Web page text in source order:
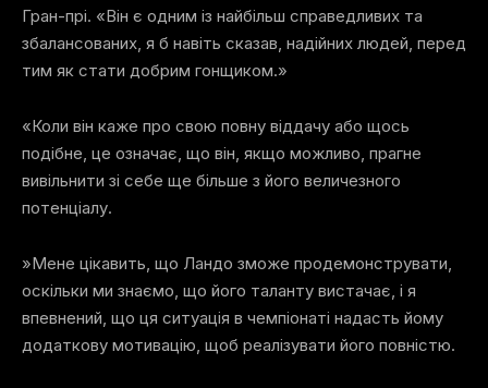
Гран-прі. «Він є одним із найбільш справедливих та
збалансованих, я б навіть сказав, надійних людей, перед
тим як стати добрим гонщиком.»
«Коли він каже про свою повну віддачу або щось
подібне, це означає, що він, якщо можливо, прагне
вивільнити зі себе ще більше з його величезного
потенціалу.
»Мене цікавить, що Ландо зможе продемонструвати,
оскільки ми знаємо, що його таланту вистачає, і я
впевнений, що ця ситуація в чемпіонаті надасть йому
додаткову мотивацію, щоб реалізувати його повністю.